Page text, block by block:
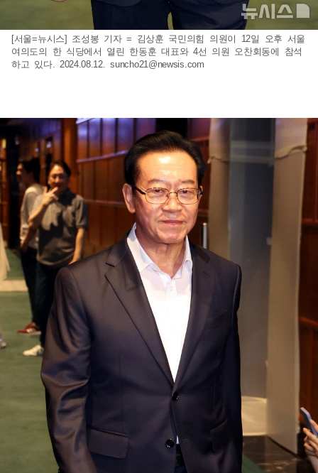
[서울=뉴시스] 조성봉 기자 = 김상훈 국민의힘 의원이 12일 오후 서울
여의도의 한 식당에서 열린 한동훈 대표와 4선 의원 오찬회동에 참석
하고 있다. 2024.08.12.suncho21@newsis.com